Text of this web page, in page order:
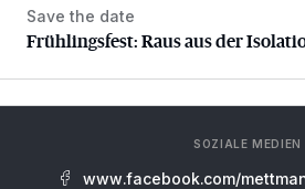
Frühlingsfest: Raus aus der Isolation
Save the date
Frühlingsfest: Raus aus der
SOZIALE MEDIEN
www.facebook.com/